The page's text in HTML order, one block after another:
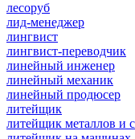
лесоруб
лид-менеджер
лингвист
лингвист-переводчик
линейный инженер
линейный механик
линейный продюсер
литейщик
литейщик металлов и